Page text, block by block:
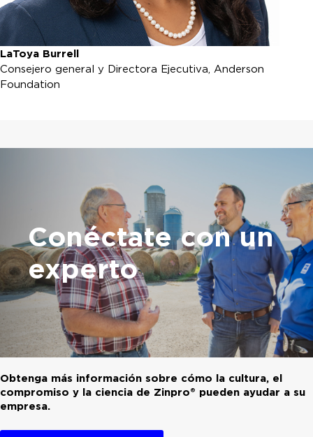
LaToya Burrell
Consejero general y Directora Ejecutiva, Anderson
Foundation
Conéctatecon un
experto
Obtenga más información sobre cómo la cultura, el
compromiso y la ciencia de Zinpro® pueden ayudar a su
empresa.